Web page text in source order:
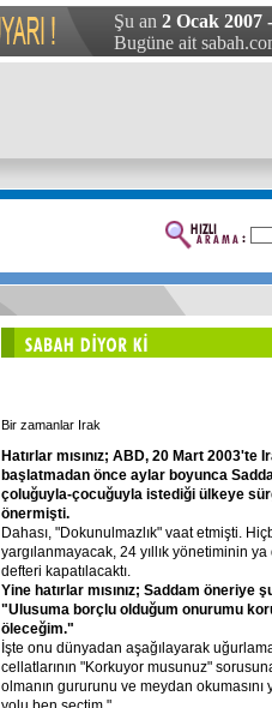
Şu an 2 Ocak 2007
Bugüne ait
Bir zamanlar Irak
Hatırlar mısınız; ABD, 20 Mart 2003'te
başlatmadan önce aylar boyunca
çoluğuyla-çocuğuyla istediği ülkeye
önermişti.
Dahası, "Dokunulmazlık" vaat etmişti.
yargılanmayacak, 24 yıllık yönetiminin
defteri kapatılacaktı.
Yine hatırlar mısınız; Saddam öneriye
"Ulusuma borçlu olduğum onurumu
öleceğim."
İşte onu dünyadan aşağılayarak
cellatlarının "Korkuyor musunuz"
olmanın gururunu ve meydan okumasını